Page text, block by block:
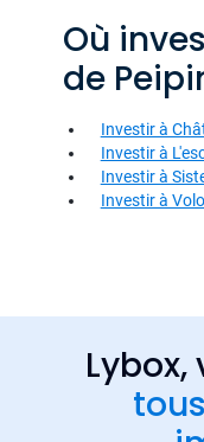
Où
de
Investir à
Investir à
Investir à
Investir à